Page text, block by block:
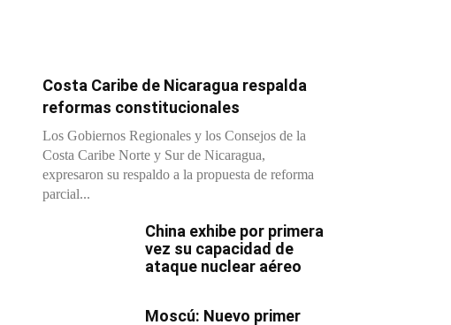
Costa Caribe de Nicaragua respalda
reformas constitucionales
Los Gobiernos Regionales y los Consejos de la
Costa Caribe Norte y Sur de Nicaragua,
expresaron su respaldo a la propuesta de reforma
parcial...
China exhibe por primera
vez su capacidad de
ataque nuclear aéreo
Moscú: Nuevo primer